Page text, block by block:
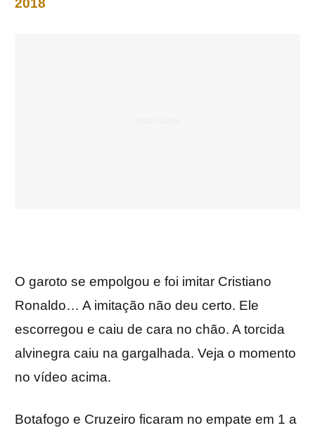
2018
O garoto se empolgou e foi imitar Cristiano
Ronaldo… A imitação não deu certo. Ele
escorregou e caiu de cara no chão. A torcida
alvinegra caiu na gargalhada. Veja o momento
no vídeo acima.
Botafogo e Cruzeiro ficaram no empate em 1 a